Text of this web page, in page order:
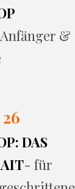
&
DAS
- für